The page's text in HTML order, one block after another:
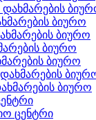
ბიურო
ბიურო
ბიურო
ბიურო
ბიურო
ცენტრი